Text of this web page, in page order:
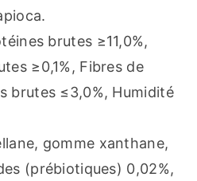
brutes ≥11,0%,
≥0,1%, Fibres de
brutes ≤3,0%, Humidité
gomme xanthane,
(prébiotiques) 0,02%,